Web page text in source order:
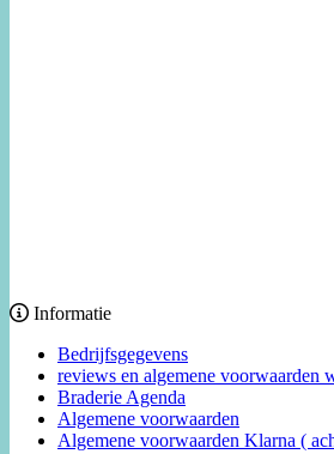
Informatie
Bedrijfsgegevens
reviews en algemene voorwaarden
Braderie Agenda
Algemene voorwaarden
Algemene voorwaarden Klarna (